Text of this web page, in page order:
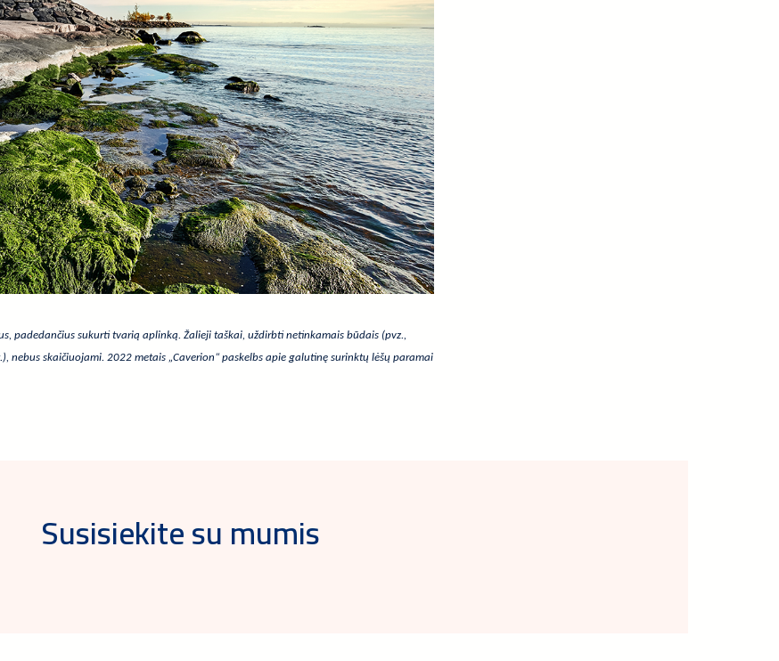
padedančius sukurti tvarią aplinką. Žalieji taškai, uždirbti netinkamais būdais (pvz.,
skaičiuojami. 2022 metais „Caverion“ paskelbs apie galutinę surinktų lėšų paramai
Susisiekite su mumis